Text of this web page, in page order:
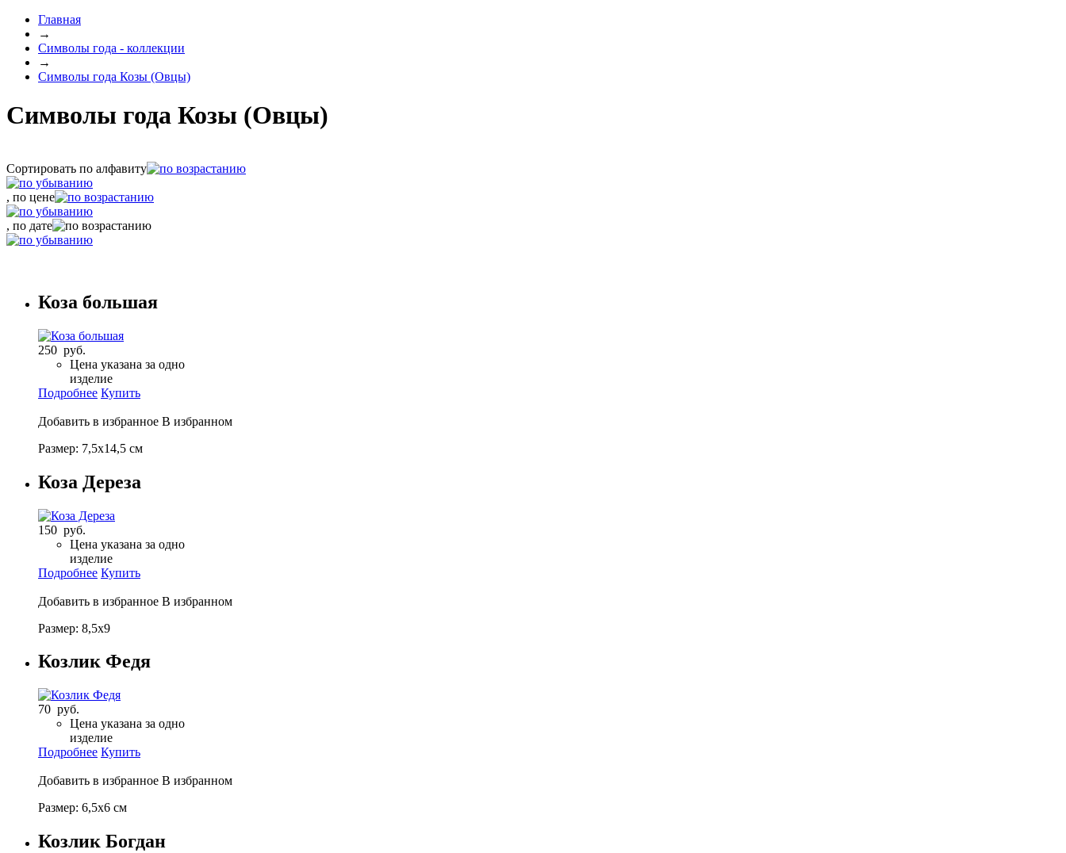
Главная
→
Символы года - коллекции
→
Символы года Козы (Овцы)
Символы года Козы (Овцы)
Сортировать по алфавиту
, по цене
, по дате
Коза большая
250 руб.
Цена указана за одно
изделие
Подробнее Купить
Добавить в избранное В избранном
Размер: 7,5х14,5 см
Коза Дереза
150 руб.
Цена указана за одно
изделие
Подробнее Купить
Добавить в избранное В избранном
Размер: 8,5х9
Козлик Федя
70 руб.
Цена указана за одно
изделие
Подробнее Купить
Добавить в избранное В избранном
Размер: 6,5х6 см
Козлик Богдан